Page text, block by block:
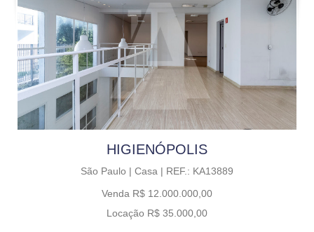
HIGIENÓPOLIS
São Paulo | Casa | REF.: KA13889
Venda R$ 12.000.000,00
Locação R$ 35.000,00